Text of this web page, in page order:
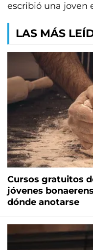
escribió una joven
LAS MÁS
Cursos gratuitos
jóvenes
dónde anotarse